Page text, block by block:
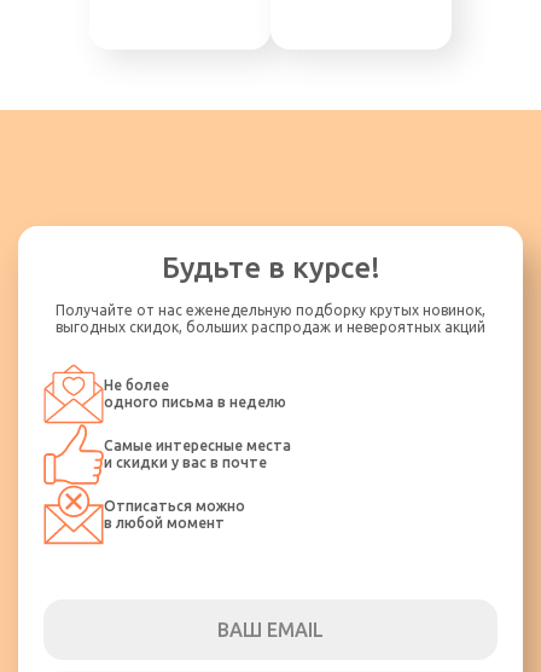
Будьте в курсе!
Получайте от нас еженедельную подборку крутых новинок,
выгодных скидок, больших распродаж и невероятных акций
Не более
одного письма в неделю
Самые интересные места
и скидки у вас в почте
Отписаться можно
в любой момент